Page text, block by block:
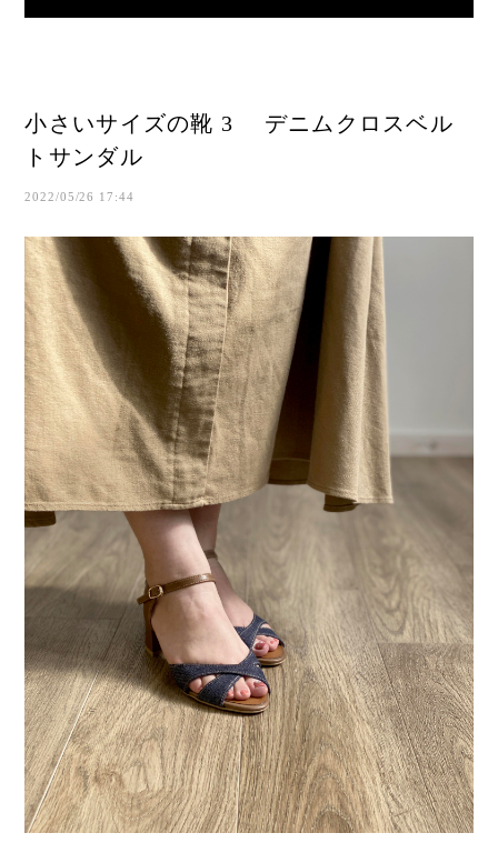
小さいサイズの靴 3 デニムクロスベル
トサンダル
2022/05/26 17:44